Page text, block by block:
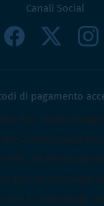
Canali Social
di pagamento